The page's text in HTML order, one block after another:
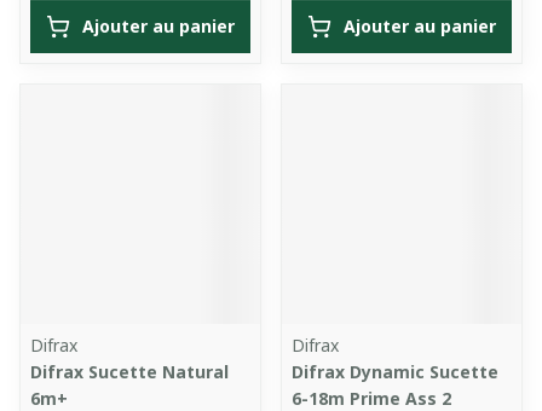
Ajouter au panier Ajouter au panier
Difrax
Difrax Sucette Natural
6m+
Difrax
Difrax Dynamic Sucette
6-18m Prime Ass 2